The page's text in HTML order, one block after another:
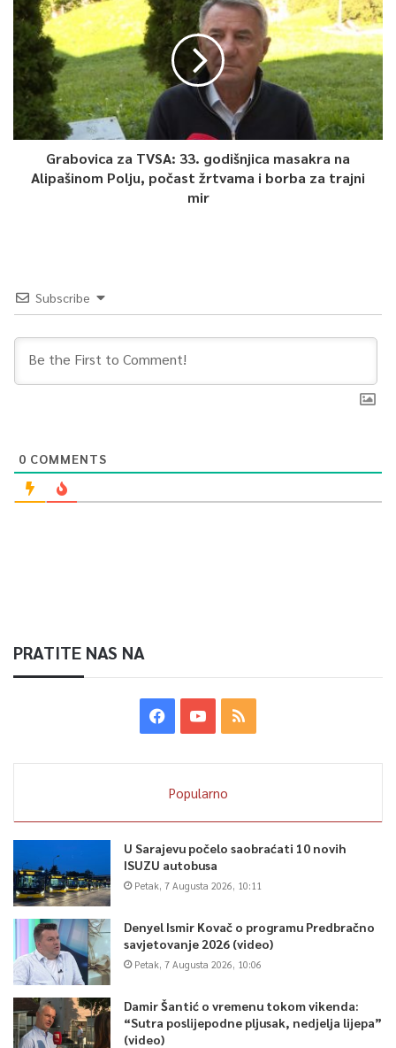
Grabovica za TVSA: 33. godišnjica masakra na
Alipašinom Polju, počast žrtvama i borba za trajni
mir
Subscribe
0 COMMENTS
PRATITE NAS NA
Popularno
U Sarajevu počelo saobraćati 10 novih
ISUZU autobusa
Petak, 7 Augusta 2026, 10:11
Denyel Ismir Kovač o programu Predbračno
savjetovanje 2026 (video)
Petak, 7 Augusta 2026, 10:06
Damir Šantić o vremenu tokom vikenda:
“Sutra poslijepodne pljusak, nedjelja lijepa”
(video)